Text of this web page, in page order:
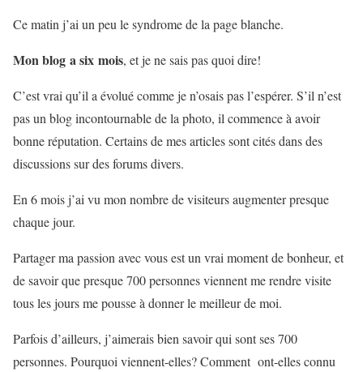
Ce matin j’ai un peu le syndrome de la page blanche.
Mon blog a six mois, et je ne sais pas quoi dire!
C’est vrai qu’il a évolué comme je n’osais pas l’espérer. S’il n’est
pas un blog incontournable de la photo, il commence à avoir
bonne réputation. Certains de mes articles sont cités dans des
discussions sur des forums divers.
En 6 mois j’ai vu mon nombre de visiteurs augmenter presque
chaque jour.
Partager ma passion avec vous est un vrai moment de bonheur, et
de savoir que presque 700 personnes viennent me rendre visite
tous les jours me pousse à donner le meilleur de moi.
Parfois d’ailleurs, j’aimerais bien savoir qui sont ses 700
personnes. Pourquoi viennent-elles? Comment ont-elles connu